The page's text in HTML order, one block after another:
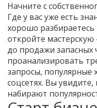
Начните с
Где у вас уже есть
хорошо
откройте мастерскую
до продажи запасных
проанализировать
запросы, популярные
соцсетях. Вы
набирают